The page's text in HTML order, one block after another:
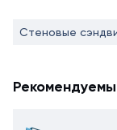
Стеновые